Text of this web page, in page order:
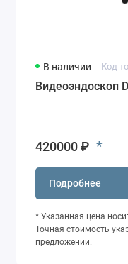
В наличии Код
Видеоэндоскоп
420000 ₽ *
Подробнее
* Указанная цена
Точная стоимость
предложении.